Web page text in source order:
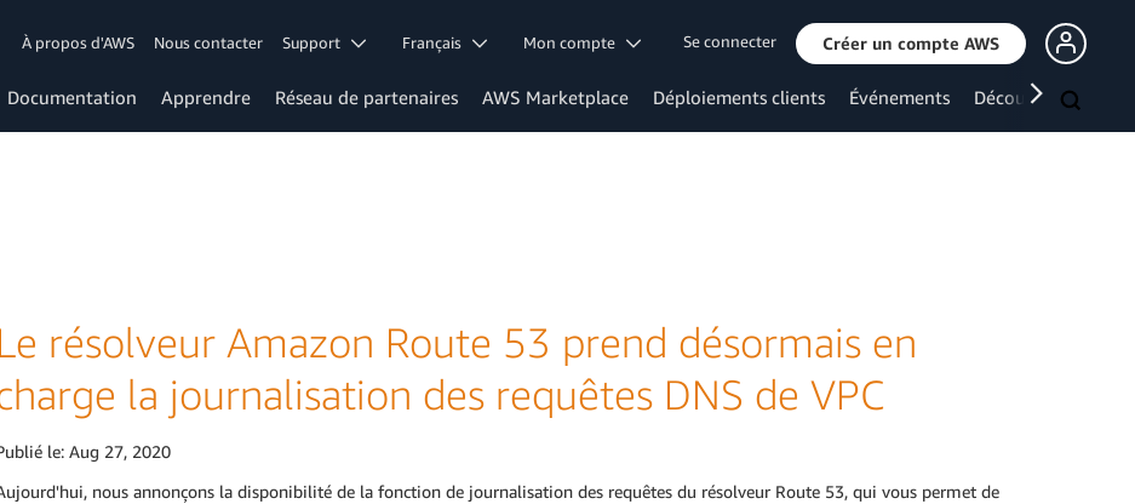
À propos d'AWS Nous contacter Support Français Mon compte Se connecter Créer un compte AWS
Documentation Apprendre Réseau de partenaires AWS Marketplace Déploiements clients Événements Découvrir
Le résolveur Amazon Route 53 prend désormais en
la journalisation des requêtes DNS de VPC
le: Aug 27, 2020
nous annonçons la disponibilité de la fonction de journalisation des requêtes du résolveur Route 53, qui vous permet de